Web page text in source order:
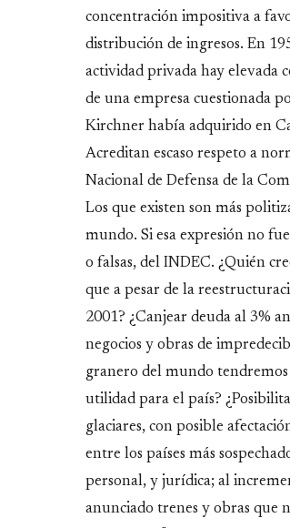
concentración impositiva a
distribución de ingresos. En
actividad privada hay elevada
de una empresa cuestionada
Kirchner había adquirido en
Acreditan escaso respeto a
Nacional de Defensa de la
Los que existen son más
mundo. Si esa expresión no
o falsas, del INDEC. ¿Quién
que a pesar de la
2001? ¿Canjear deuda al 3%
negocios y obras de
granero del mundo
utilidad para el país?
glaciares, con posible
entre los países más
personal, y jurídica; al
anunciado trenes y obras que